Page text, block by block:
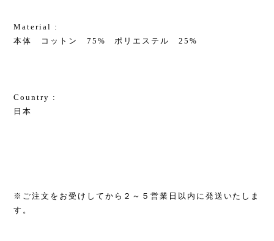
Material :
本体 コットン 75% ポリエステル 25%
Country :
日本
※ご注文をお受けしてから２～５営業日以内に発送いたしま
す。